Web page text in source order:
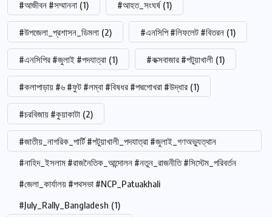
#আজীবন #সম্মাননা (1) #আহত_সংঘর্ষ (1)
#উপজেলা_প্রশাসন_ডিমলা (2) #এনসিপি #লিফলেট #বিতরন (1)
#এনসিপির #জুলাই #পদযাত্রা (1) #কক্সবাজার #পটুয়াখালী (1)
#কলাপাড়ায় #৬ #ফুট #লম্বা #বিষধর #পদ্মগোখরা #উদ্ধার (1)
#চরবিজায় #কুয়াকাটা (2)
#জাতীয়_নাগরিক_পার্টি #পটুয়াখালী_পদযাত্রা #জুলাই_গণঅভ্যুত্থান
#নাহিদ_ইসলাম #রাজনৈতিক_আন্দোলন #নতুন_রাজনীতি #সিস্টেম_পরিবর্তন
#জেলা_কার্যালয় #পথসভা #NCP_Patuakhali
#July_Rally_Bangladesh (1)